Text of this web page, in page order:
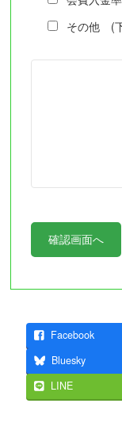
その他 (
Facebook
Bluesky
LINE